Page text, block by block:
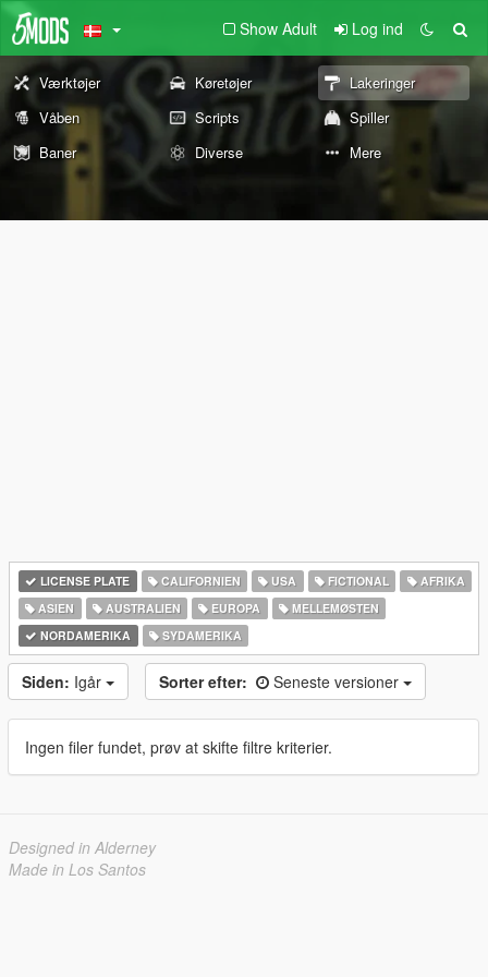
Show Adult Log ind
Værktøjer Køretøjer
Lakeringer
Våben
Scripts
Spiller
Baner
Diverse Mere
LICENSE PLATE CALIFORNIEN USA FICTIONAL
AFRIKA
ASIEN
AUSTRALIEN EUROPA
MELLEMØSTEN
NORDAMERIKA
SYDAMERIKA
Siden: Igår Sorter efter: Seneste versioner
Ingen filer fundet, prøv at skifte filtre kriterier.
Designed in Alderney
Made in Los Santos